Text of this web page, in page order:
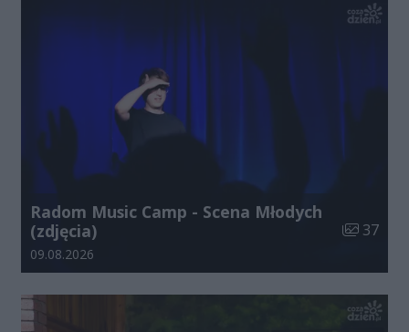
Radom Music Camp - Scena Młodych
(zdjęcia)
Liczba
37
Data dodania galerii:
09.08.2026